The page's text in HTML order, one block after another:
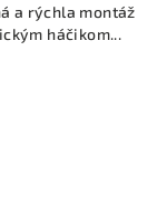
a rýchla montáž
háčikom...